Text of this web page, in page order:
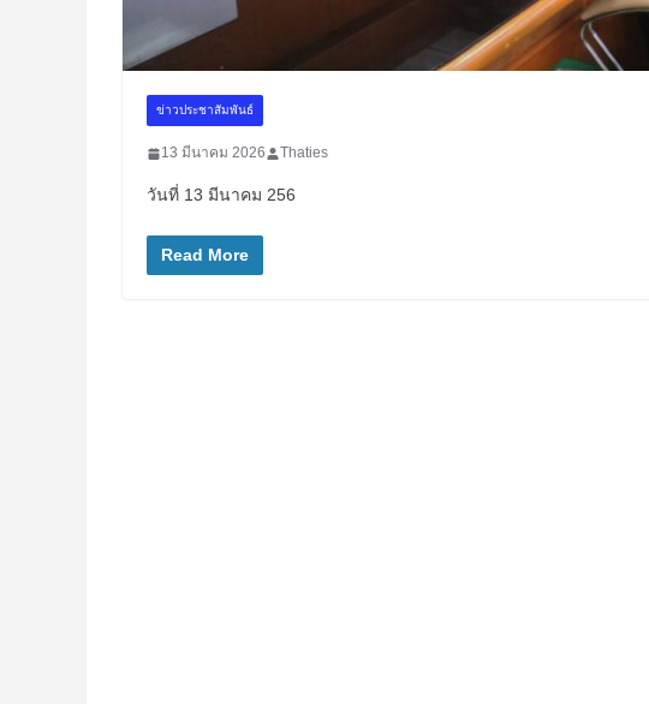
ข่าวประชาสัมพันธ์
13 มีนาคม 2026 Thaties
วันที่ 13 มีนาคม 256
Read More